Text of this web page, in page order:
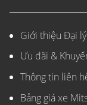
Giới thiệu Đại lý
Ưu đãi &
Thông tin liên
Bảng giá xe